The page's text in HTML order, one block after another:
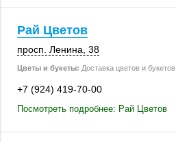
Рай Цветов
просп. Ленина, 38
Цветы и букеты: Доставка цветов и букетов
+7 (924) 419-70-00
Посмотреть подробнее: Рай Цветов